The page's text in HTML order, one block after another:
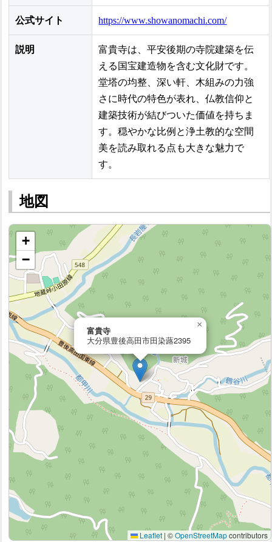
公式サイト https://www.showanomachi.com/
説明
富貴寺は、平安後期の寺院建築を伝
える国宝建造物を含む文化財です。
堂塔の均整、深い軒、木組みの力強
さに時代の特色が表れ、仏教信仰と
建築技術が結びついた価値を持ちま
す。穏やかな比例と浄土教的な空間
美を読み取れる点も大きな魅力で
す。
地図
富貴寺
大分県豊後高田市田染蕗2395
×
+
−
Leaflet | ©OpenStreetMapcontributors